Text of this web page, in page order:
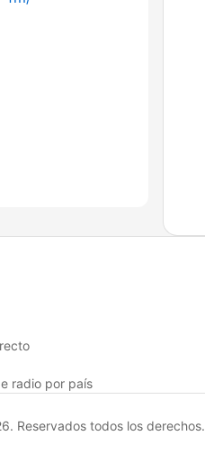
radio por país
Reservados todos los derechos.